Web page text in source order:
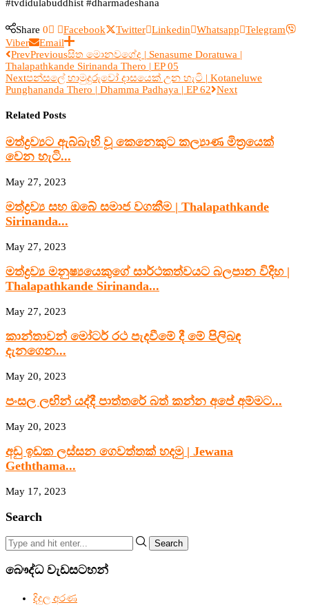
#tvdidulabuddhist #dharmadeshana
Share 0 Facebook Twitter Linkedin Whatsapp
Telegram
Viber
Email
PrevPreviousසිත මොනවගේද | Senasume Doratuwa |
Thalapathkande Sirinanda Thero | EP 05
Nextපන්සලේ හාමුදුරුවෝ දාසයෙක් උන හැටි | Kotaneluwe
Punghananda Thero | Dhamma Padhaya | EP 62 Next
Related Posts
මත්ද්‍රව්‍යට ඇබ්බැහි වූ කෙනෙකුට කල්‍යාණ මිත්‍රයෙක්
වෙන හැටි...
May 27, 2023
මත්ද්‍රව්‍ය සහ ඔබේ සමාජ වගකීම | Thalapathkande
Sirinanda...
May 27, 2023
මත්ද්‍රව්‍ය මනුෂ්‍යයෙකුගේ සාර්ථකත්වයට බලපාන විදිහ |
Thalapathkande Sirinanda...
May 27, 2023
කාන්තාවන් මෝටර් රථ පැදවීමේ දී මේ පිලිබඳ
දැනගෙන...
May 20, 2023
පංසල ලඟින් යද්දී පාත්තරේ බත් කන්න අපේ අම්මට...
May 20, 2023
අඩු ඉඩක ලස්සන ගෙවත්තක් හදමු | Jewana
Geththama...
May 17, 2023
Search
Search
බෞද්ධ වැඩසටහන්
දිදුල අරණ